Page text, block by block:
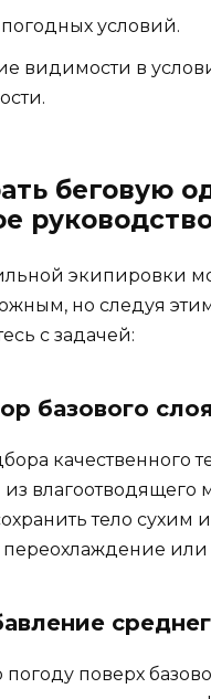
условий.
видимости в
беговую
экипировки
но следуя
с задачей:
базового слоя
качественного
влагоотводящего
тело сухим и
переохлаждение или
поверх